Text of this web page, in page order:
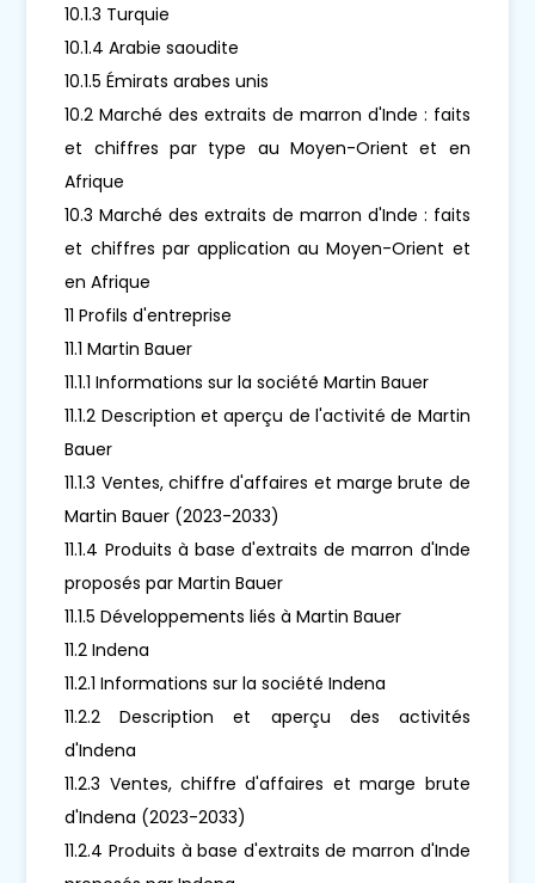
10.1.3 Turquie
10.1.4 Arabie saoudite
10.1.5 Émirats arabes unis
10.2 Marché des extraits de marron d'Inde : faits
et chiffres par type au Moyen-Orient et en
Afrique
10.3 Marché des extraits de marron d'Inde : faits
et chiffres par application au Moyen-Orient et
en Afrique
11 Profils d'entreprise
11.1 Martin Bauer
11.1.1 Informations sur la société Martin Bauer
11.1.2 Description et aperçu de l'activité de Martin
Bauer
11.1.3 Ventes, chiffre d'affaires et marge brute de
Martin Bauer (2023-2033)
11.1.4 Produits à base d'extraits de marron d'Inde
proposés par Martin Bauer
11.1.5 Développements liés à Martin Bauer
11.2 Indena
11.2.1 Informations sur la société Indena
11.2.2 Description et aperçu des activités
d'Indena
11.2.3 Ventes, chiffre d'affaires et marge brute
d'Indena (2023-2033)
11.2.4 Produits à base d'extraits de marron d'Inde